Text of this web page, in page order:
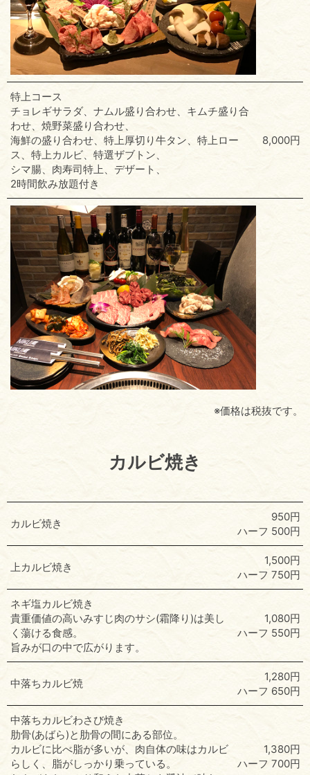
特上コース
チョレギサラダ、ナムル盛り合わせ、キムチ盛り合
わせ、焼野菜盛り合わせ、
海鮮の盛り合わせ、特上厚切り牛タン、特上ロー
ス、特上カルビ、特選ザブトン、
シマ腸、肉寿司特上、デザート、
2時間飲み放題付き
8,000円
※価格は税抜です。
カルビ焼き
カルビ焼き
950円
ハーフ 500円
上カルビ焼き
1,500円
ハーフ 750円
ネギ塩カルビ焼き
貴重価値の高いみすじ肉のサシ(霜降り)は美し
く蕩ける食感。
旨みが口の中で広がります。
1,080円
ハーフ 550円
中落ちカルビ焼
1,280円
ハーフ 650円
中落ちカルビわさび焼き
肋骨(あばら)と肋骨の間にある部位。
カルビに比べ脂が多いが、肉自体の味はカルビ
らしく、脂がしっかり乗っている。
1,380円
ハーフ 700円